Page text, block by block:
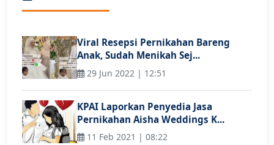
Viral Resepsi Pernikahan Bareng
Anak, Sudah Menikah Sej...
29 Jun 2022 | 12:51
KPAI Laporkan Penyedia Jasa
Pernikahan Aisha Weddings K...
11 Feb 2021 | 08:22